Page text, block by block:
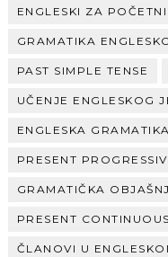
ENGLESKI ZA
GRAMATIKA
PAST SIMPLE TENSE
UČENJE ENGLESKOG
ENGLESKA GRAMATIKA
PRESENT
GRAMATIČKA
PRESENT
ČLANOVI U